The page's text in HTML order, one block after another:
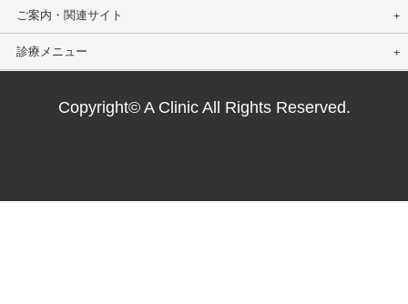
ご案内・関連サイト
診療メニュー
Copyright© A Clinic All Rights Reserved.